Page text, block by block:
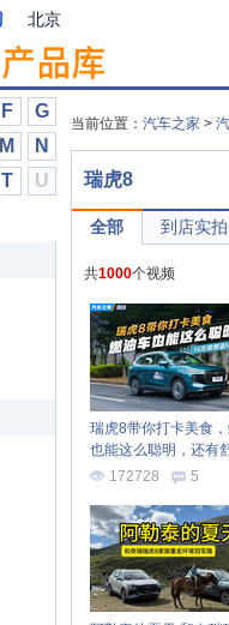
北京
F
G
M
N
T
U
当前位置： 汽车之家 >
瑞虎8
全部 到店实拍
共1000个视频
瑞虎8带你打卡美食
也能这么聪明，还有
位方式！
172728 5